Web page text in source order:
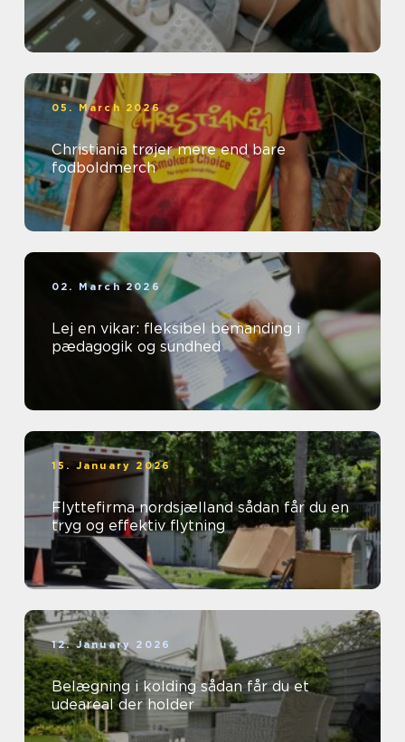
05. March 2026
Christiania trøjer mere end bare
fodboldmerch
02. March 2026
Lej en vikar: fleksibel bemanding i
pædagogik og sundhed
15. January 2026
Flyttefirma nordsjælland sådan får du en
tryg og effektiv flytning
12. January 2026
Belægning i kolding sådan får du et
udeareal der holder